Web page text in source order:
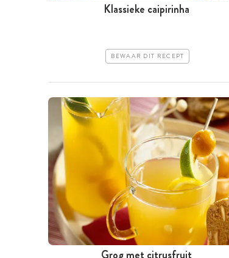
Klassieke caipirinha
BEWAAR DIT RECEPT